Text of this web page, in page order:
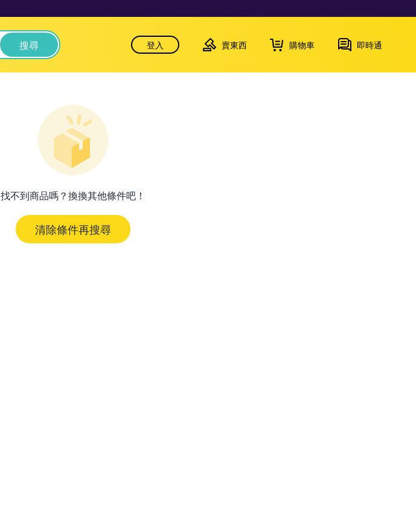
搜尋 登入 賣東西 購物車 即時通
找不到商品嗎？換換其他條件吧！
清除條件再搜尋